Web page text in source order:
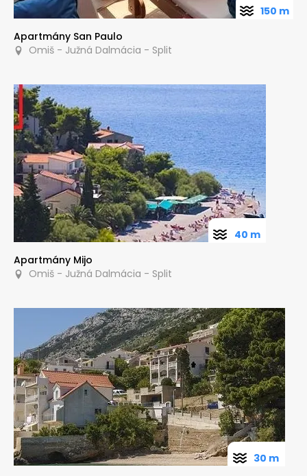
Apartmány San Paulo
Omiš - Južná Dalmácia - Split
150 m
Apartmány Mijo
Omiš - Južná Dalmácia - Split
40 m
30 m